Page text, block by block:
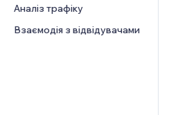
Аналіз трафіку
Взаємодія з відвідувачами